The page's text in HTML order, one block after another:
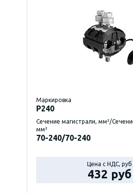
Маркировка
P240
Сечение магистрали, мм²/
мм²
70-240/70-240
Цена с НДС, руб
432 руб